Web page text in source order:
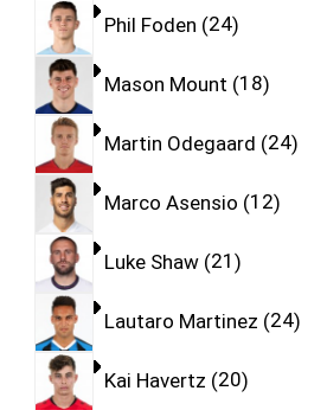
Phil Foden 24
Mason Mount 18
Martin Odegaard 24
Marco Asensio 12
Luke Shaw 21
Lautaro Martinez 24
Kai Havertz 20